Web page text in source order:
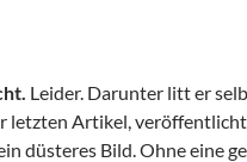
Leider. Darunter litt er
letzten Artikel,
düsteres Bild. Ohne eine